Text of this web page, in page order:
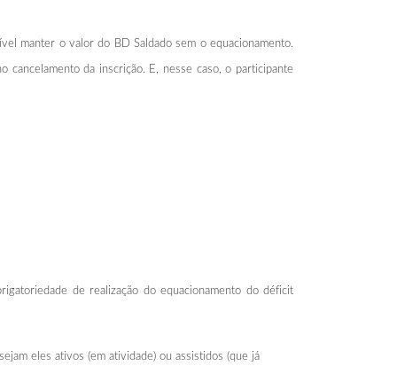
manter o valor do BD Saldado sem o equacionamento.
da inscrição. E, nesse caso, o participante
de realização do equacionamento do déficit
eles ativos (em atividade) ou assistidos (que já